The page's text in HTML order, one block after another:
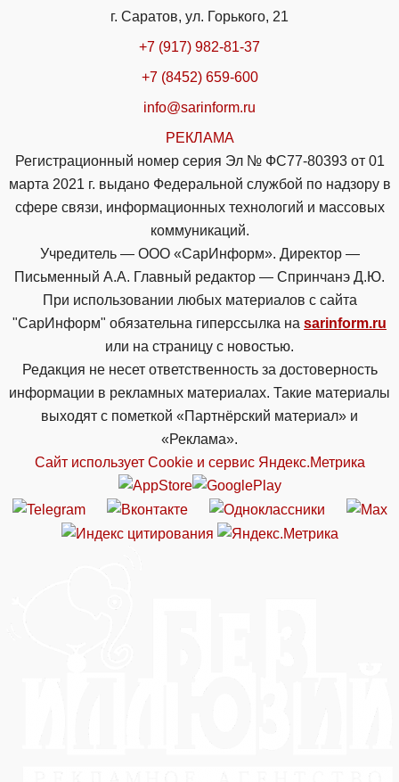
г. Саратов, ул. Горького, 21
+7 (917) 982-81-37
+7 (8452) 659-600
info@sarinform.ru
РЕКЛАМА
Регистрационный номер серия Эл № ФС77-80393 от 01
марта 2021 г. выдано Федеральной службой по надзору в
сфере связи, информационных технологий и массовых
коммуникаций.
Учредитель — ООО «СарИнформ». Директор —
Письменный А.А. Главный редактор — Спринчанэ Д.Ю.
При использовании любых материалов с сайта
"СарИнформ" обязательна гиперссылка на sarinform.ru
или на страницу с новостью.
Редакция не несет ответственность за достоверность
информации в рекламных материалах. Такие материалы
выходят с пометкой «Партнёрский материал» и
«Реклама».
Сайт использует Cookie и сервиc Яндекс.Метрика